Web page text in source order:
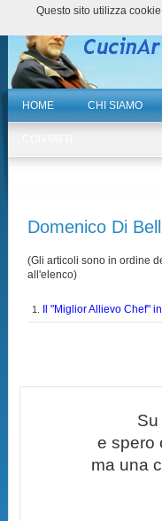
HOME CHI SIAMO
Domenico Di
(Gli articoli sono in ordine
all'elenco)
1. Il "Miglior Allievo Chef"
e spero
ma una
Questo sito utilizza